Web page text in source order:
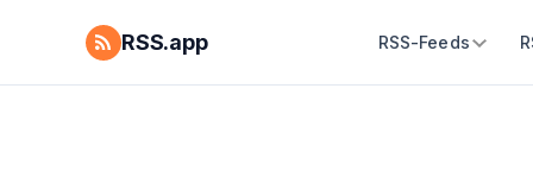
RSS.app RSS-Feeds